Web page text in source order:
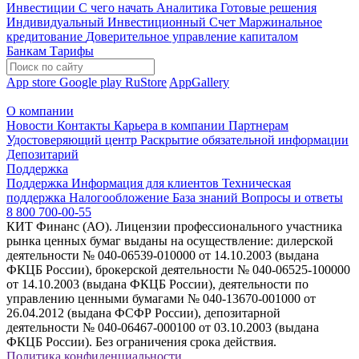
Инвестиции С чего начать Аналитика Готовые решения
Индивидуальный Инвестиционный Счет Маржинальное
кредитование Доверительное управление капиталом
Банкам Тарифы
App store Google play RuStore AppGallery
О компании
Новости Контакты Карьера в компании Партнерам
Удостоверяющий центр Раскрытие обязательной информации
Депозитарий
Поддержка
Поддержка Информация для клиентов Техническая
поддержка Налогообложение База знаний Вопросы и ответы
8 800 700-00-55
КИТ Финанс (АО). Лицензии профессионального участника
рынка ценных бумаг выданы на осуществление: дилерской
деятельности № 040-06539-010000 от 14.10.2003 (выдана
ФКЦБ России), брокерской деятельности № 040-06525-100000
от 14.10.2003 (выдана ФКЦБ России), деятельности по
управлению ценными бумагами № 040-13670-001000 от
26.04.2012 (выдана ФСФР России), депозитарной
деятельности № 040-06467-000100 от 03.10.2003 (выдана
ФКЦБ России). Без ограничения срока действия.
Политика конфиденциальности